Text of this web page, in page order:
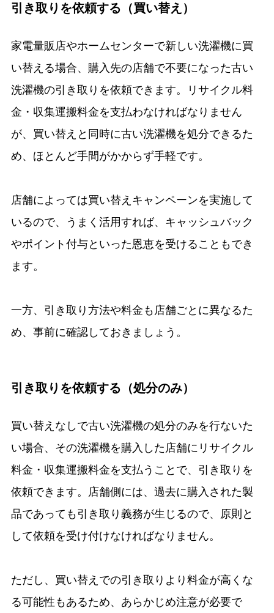
引き取りを依頼する（買い替え）
家電量販店やホームセンターで新しい洗濯機に買
い替える場合、購入先の店舗で不要になった古い
洗濯機の引き取りを依頼できます。リサイクル料
金・収集運搬料金を支払わなければなりません
が、買い替えと同時に古い洗濯機を処分できるた
め、ほとんど手間がかからず手軽です。
店舗によっては買い替えキャンペーンを実施して
いるので、うまく活用すれば、キャッシュバック
やポイント付与といった恩恵を受けることもでき
ます。
一方、引き取り方法や料金も店舗ごとに異なるた
め、事前に確認しておきましょう。
引き取りを依頼する（処分のみ）
買い替えなしで古い洗濯機の処分のみを行ないた
い場合、その洗濯機を購入した店舗にリサイクル
料金・収集運搬料金を支払うことで、引き取りを
依頼できます。店舗側には、過去に購入された製
品であっても引き取り義務が生じるので、原則と
して依頼を受け付けなければなりません。
ただし、買い替えでの引き取りより料金が高くな
る可能性もあるため、あらかじめ注意が必要で